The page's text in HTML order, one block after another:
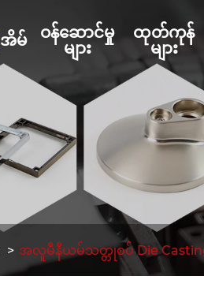
အိမ်
ဝန်ဆောင်မှု
များ
ထုတ်ကုန်
များ
အလူမီနီယမ်သတ္တုစပ် Die